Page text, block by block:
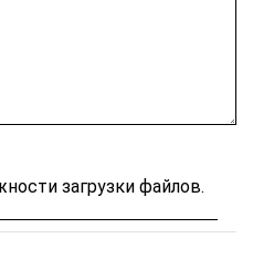
загрузки файлов.